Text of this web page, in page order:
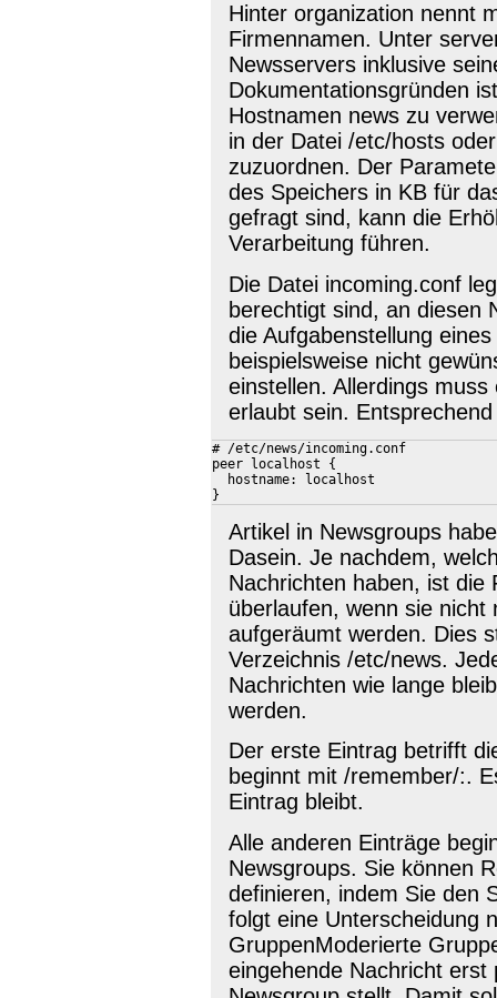
Hinter organization nennt
Firmennamen. Unter
Newsservers inklusive
Dokumentationsgründen
Hostnamen news zu
in der Datei /etc/hosts
zuzuordnen. Der
des Speichers in KB für
gefragt sind, kann die
Verarbeitung führen.
Die Datei incoming.conf
berechtigt sind, an diesen
die Aufgabenstellung
beispielsweise nicht
einstellen. Allerdings
erlaubt sein.
# /etc/news/incoming.conf
peer localhost {
  hostname: localhost
Artikel in Newsgroups
Dasein. Je nachdem,
Nachrichten haben, ist die
überlaufen, wenn sie nicht
aufgeräumt werden. Dies
Verzeichnis /etc/news.
Nachrichten wie lange
werden.
Der erste Eintrag betrifft
beginnt mit /remember/:.
Eintrag bleibt.
Alle anderen Einträge
Newsgroups. Sie können
definieren, indem Sie den
folgt eine Unterscheidung
GruppenModerierte
eingehende Nachricht